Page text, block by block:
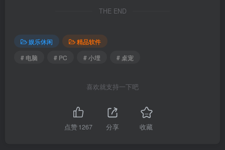
THE END
娱乐休闲
精品软件
# 电脑
# PC # 小埋 # 桌宠
喜欢就支持一下吧
点赞1267 分享 收藏